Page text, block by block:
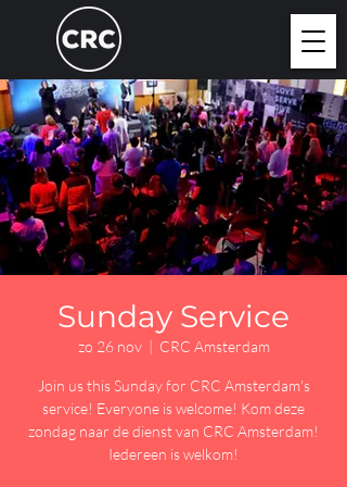
Sunday Service
zo 26 nov
  |
CRC Amsterdam
Join us this Sunday for CRC Amsterdam's
service! Everyone is welcome! Kom deze
zondag naar de dienst van CRC Amsterdam!
Iedereen is welkom!